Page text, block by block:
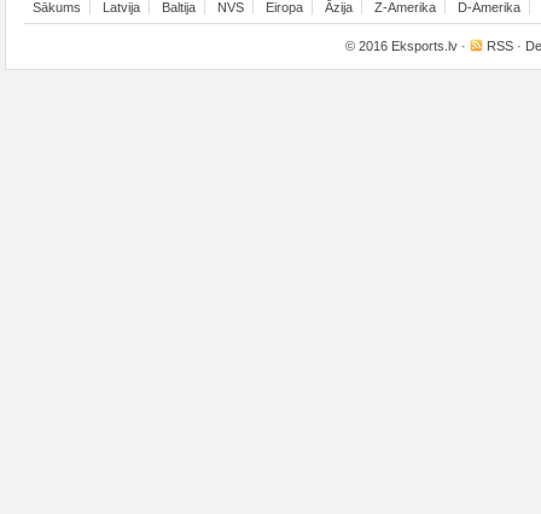
Sākums Latvija Baltija NVS Eiropa Āzija Z-Amerika D-Amerika
© 2016 Eksports.lv · RSS ·